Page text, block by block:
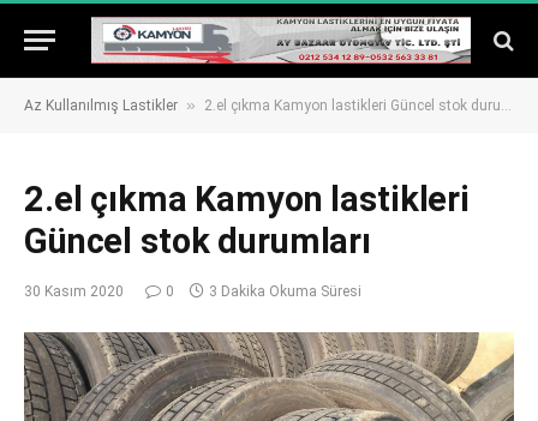
Az Kullanılmış Lastikler » 2.el çıkma Kamyon lastikleri Güncel stok durumları
2.el çıkma Kamyon lastikleri
Güncel stok durumları
30 Kasım 2020 0 3 Dakika Okuma Süresi